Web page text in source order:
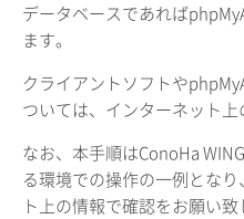
データベースであれば
ます。
クライアントソフトや
ついては、インターネット上
なお、本手順はConoHa
る環境での操作の一例とな
ト上の情報で確認をお願い致